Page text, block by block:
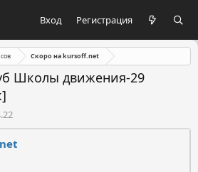
Вход Регистрация
Скоро на kursoff.net
Школы движения-29